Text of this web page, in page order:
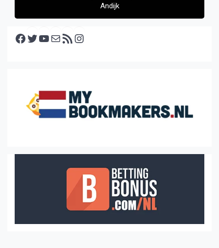
Andijk
Facebook Twitter YouTube E-mail RSS feed